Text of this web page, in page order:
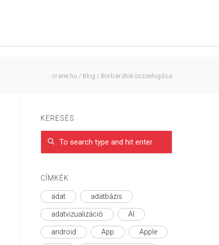
crane.hu / Blog / Borbarátok összefogása
KERESÉS
CÍMKÉK
adat adatbázis
adatvizualizáció AI
android App Apple